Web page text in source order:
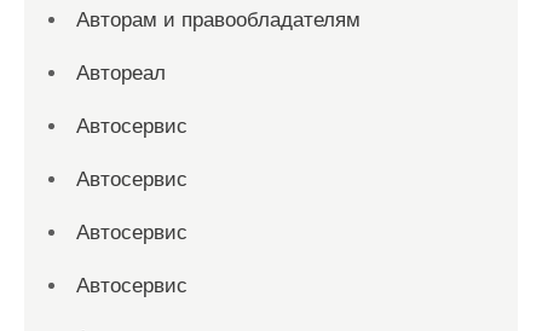
Авторам и правообладателям
Автореал
Автосервис
Автосервис
Автосервис
Автосервис